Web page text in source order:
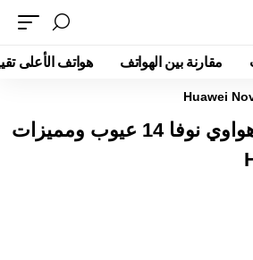
مقارنة بين الهواتف هواتف الأعلى
Huawei
سعر ومواصفات هواوي نوفا 14 عيوب ومميزات